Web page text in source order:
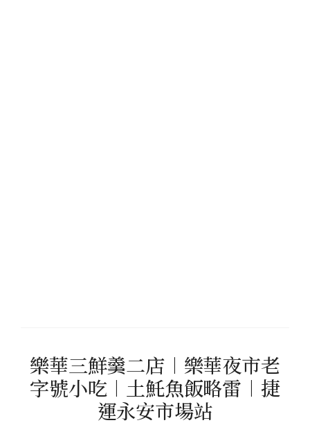
樂華三鮮羹二店︱樂華夜市老
字號小吃︱土魠魚飯略雷︱捷
運永安市場站